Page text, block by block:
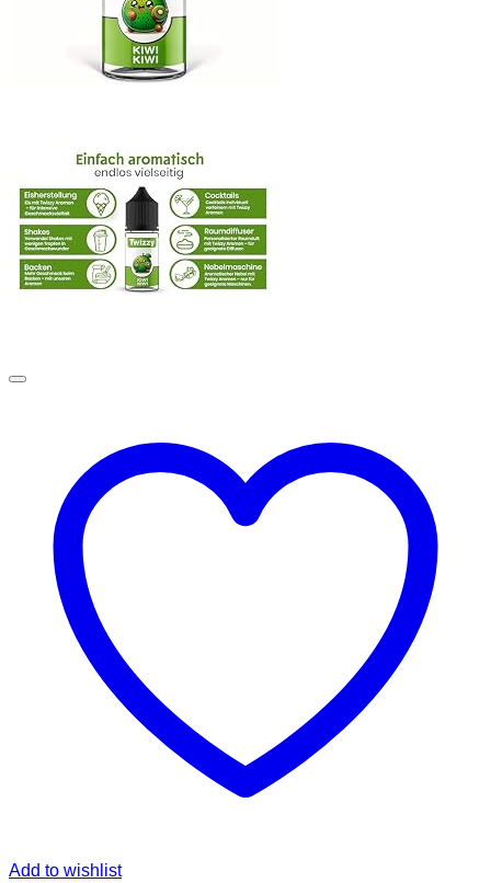
Add to wishlist